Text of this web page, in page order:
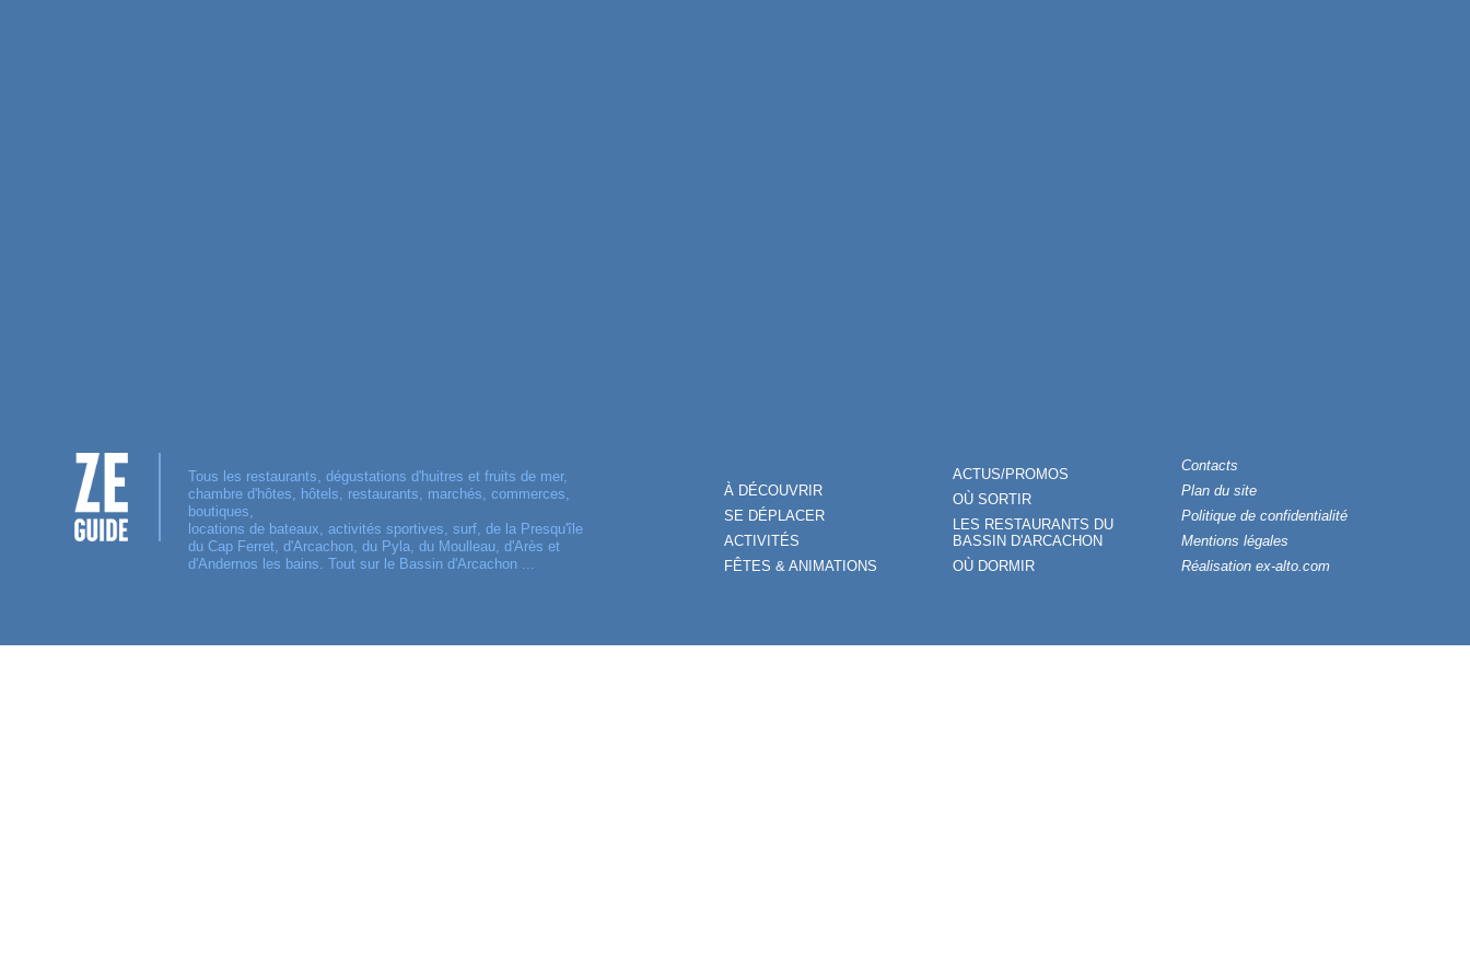
Tous les restaurants, dégustations d'huitres et fruits de mer,
chambre d'hôtes, hôtels, restaurants, marchés, commerces,
boutiques,
locations de bateaux, activités sportives, surf, de la Presqu'île
du Cap Ferret, d'Arcachon, du Pyla, du Moulleau, d'Arès et
d'Andernos les bains. Tout sur le Bassin d'Arcachon ...
À DÉCOUVRIR
SE DÉPLACER
ACTIVITÉS
FÊTES & ANIMATIONS
ACTUS/PROMOS
OÙ SORTIR
LES RESTAURANTS DU
BASSIN D'ARCACHON
OÙ DORMIR
Contacts
Plan du site
Politique de confidentialité
Mentions légales
Réalisation ex-alto.com